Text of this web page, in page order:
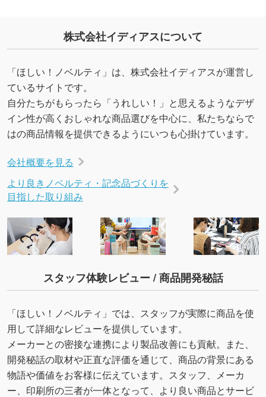
を生成してほしい
URLをご指定いただければ、QRコードを生成
いたします。配置のご相談にも応じています。
→詳しく見る
株式会社イディアスについて
「ほしい！ノベルティ」は、株式会社イディアスが運営し
ているサイトです。
自分たちがもらったら「うれしい！」と思えるようなデザ
イン性が高くおしゃれな商品選びを中心に、私たちならで
はの商品情報を提供できるようにいつも心掛けています。
会社概要を見る
より良きノベルティ・記念品づくりを
目指した取り組み
スタッフ体験レビュー / 商品開発秘話
「ほしい！ノベルティ」では、スタッフが実際に商品を使
用して詳細なレビューを提供しています。
メーカーとの密接な連携により製品改善にも貢献。また、
開発秘話の取材や正直な評価を通じて、商品の背景にある
物語や価値をお客様に伝えています。スタッフ、メーカ
ー、印刷所の三者が一体となって、より良い商品とサービ